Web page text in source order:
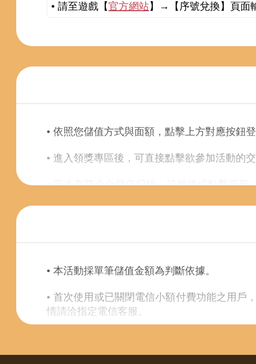
• 請至遊戲【官方網站】→【序號兌換】頁面
• 依照您儲值方式與面額，點擊上方對應按鈕
• 進入領獎專區後，可直接點擊欲參加活動的
• 若未有符合之儲值紀錄，請稍後或點擊更
• 請妥善保存可參與活動之卡號與密碼；若不
• 使用會員轉/扣點，可至會員轉/ 扣點交易查詢
• 本活動贈送之【序號】將直接顯示在活動網
• 本活動採單筆儲值金額為判斷依據。
• 首次使用或已關閉電信小額付費功能之用戶
情請洽指定電信客服。